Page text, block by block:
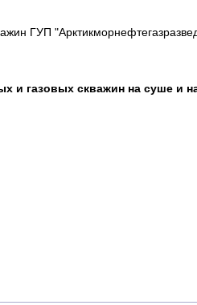
ГУП
и газовых скважин на суше и